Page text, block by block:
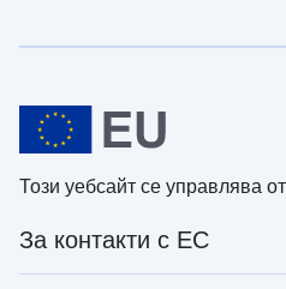
Този уебсайт се управлява от
За контакти с ЕС